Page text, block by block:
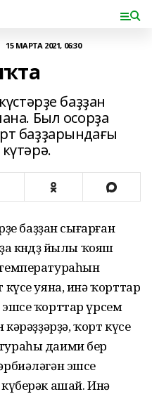
15 МАРТА 2021, 06:30
баҙҙан
Был осорҙа
баҙҙарындағы
баҙҙан сығарған
көндөҙ йылы ҡояш
уяна, инә ҡорттар
ҡорттар үрсем
ҡорт күсе
даими бер
эшсе
ашай. Инә